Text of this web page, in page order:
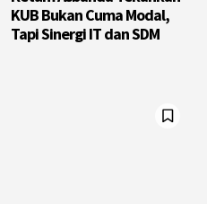
KUB Bukan Cuma Modal,
Tapi Sinergi IT dan SDM